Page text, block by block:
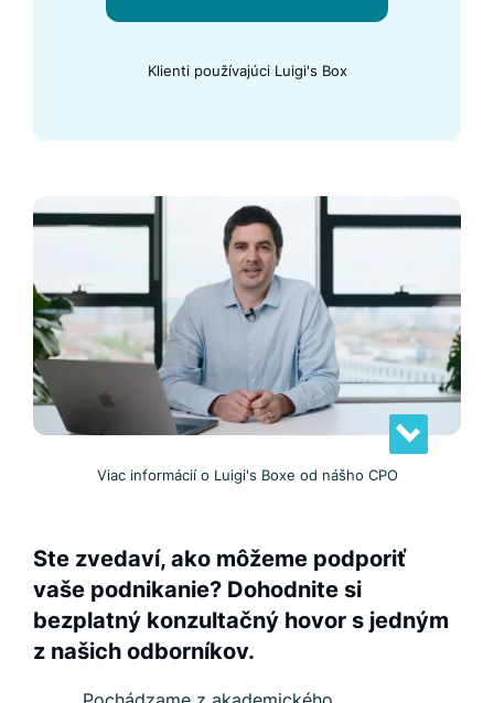
Klienti používajúci Luigi's Box
Viac informácií o Luigi's Boxe od nášho CPO
Ste zvedaví, ako môžeme podporiť
vaše podnikanie? Dohodnite si
bezplatný konzultačný hovor s jedným
z našich odborníkov.